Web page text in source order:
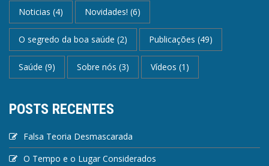
Noticias (4) Novidades! (6)
O segredo da boa saúde (2) Publicações (49)
Saúde (9) Sobre nós (3) Vídeos (1)
POSTS RECENTES
Falsa Teoria Desmascarada
O Tempo e o Lugar Considerados